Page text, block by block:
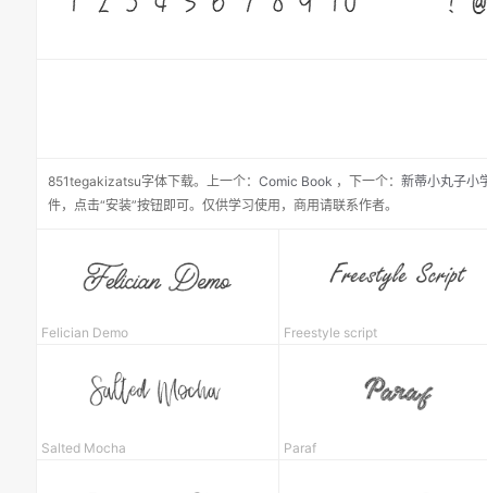
851tegakizatsu字体下载。 上一个： Comic Book ， 下一个： 新蒂小丸子小
件，点击“安装”按钮即可。仅供学习使用，商用请联系作者。
Felician Demo Freestyle script
Salted Mocha Paraf